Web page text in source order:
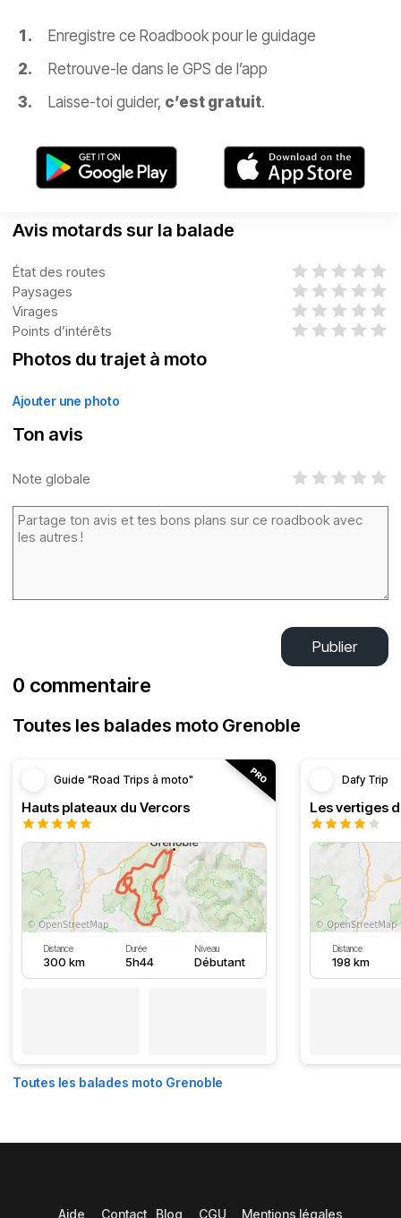
Enregistre ce Roadbook pour le guidage
Retrouve-le dans le GPS de l’app
Laisse-toi guider, c’est gratuit.
Avis motards sur la balade
État des routes
Paysages
Virages
Points d’intérêts
Photos du trajet à moto
Ajouter une photo
Ton avis
Note globale
Publier
0 commentaire
Toutes les balades moto Grenoble
Guide "Road Trips à moto"
Hauts plateaux du Vercors
Distance
300 km
Durée
5h44
Niveau
Débutant
Dafy Trip
Les vertiges
Distance
198 km
Toutes les balades moto Grenoble
Aide Contact Blog CGU Mentions légales